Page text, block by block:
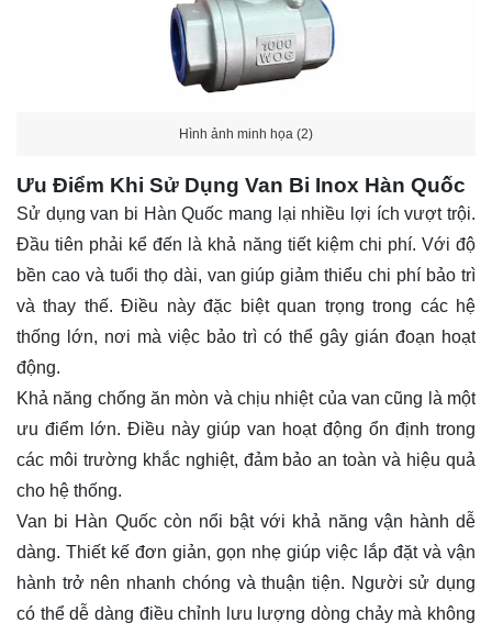
Hình ảnh minh họa (2)
Ưu Điểm Khi Sử Dụng Van Bi Inox Hàn Quốc
Sử dụng van bi Hàn Quốc mang lại nhiều lợi ích vượt trội.
Đầu tiên phải kể đến là khả năng tiết kiệm chi phí. Với độ
bền cao và tuổi thọ dài, van giúp giảm thiểu chi phí bảo trì
và thay thế. Điều này đặc biệt quan trọng trong các hệ
thống lớn, nơi mà việc bảo trì có thể gây gián đoạn hoạt
động.
Khả năng chống ăn mòn và chịu nhiệt của van cũng là một
ưu điểm lớn. Điều này giúp van hoạt động ổn định trong
các môi trường khắc nghiệt, đảm bảo an toàn và hiệu quả
cho hệ thống.
Van bi Hàn Quốc còn nổi bật với khả năng vận hành dễ
dàng. Thiết kế đơn giản, gọn nhẹ giúp việc lắp đặt và vận
hành trở nên nhanh chóng và thuận tiện. Người sử dụng
có thể dễ dàng điều chỉnh lưu lượng dòng chảy mà không